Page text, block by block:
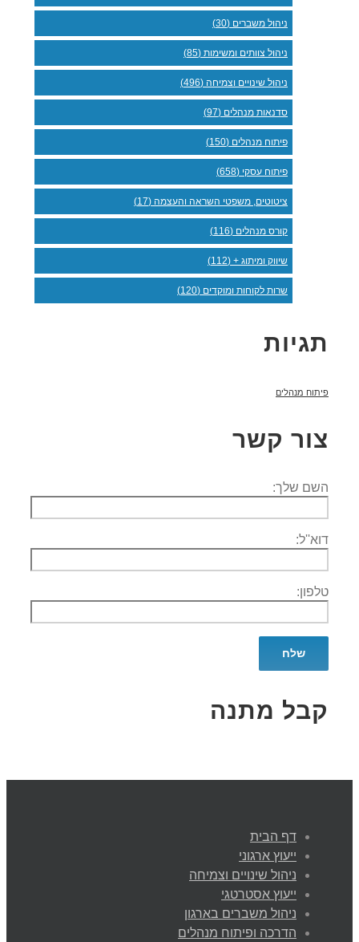
ניהול משברים (30)
ניהול צוותים ומשימות (85)
ניהול שינויים וצמיחה (496)
סדנאות מנהלים (97)
פיתוח מנהלים (150)
פיתוח עסקי (658)
ציטוטים, משפטי השראה והעצמה (17)
קורס מנהלים (116)
שיווק ומיתוג + (112)
שרות לקוחות ומוקדים (120)
תגיות
פיתוח מנהלים
צור קשר
השם שלך:
דוא''ל:
טלפון:
קבל מתנה
דף הבית
ייעוץ ארגוני
ניהול שינויים וצמיחה
ייעוץ אסטרטגי
ניהול משברים בארגון
הדרכה ופיתוח מנהלים